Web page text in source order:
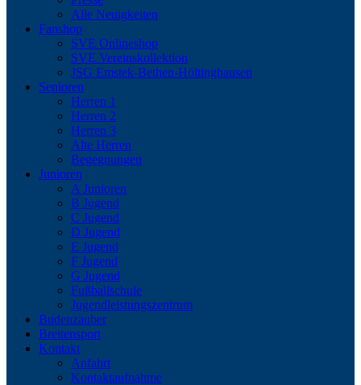
Alle Neuigkeiten
Fanshop
SVE Onlineshop
SVE Vereinskollektion
JSG Emstek-Bethen-Höltinghausen
Senioren
Herren 1
Herren 2
Herren 3
Alte Herren
Begegnungen
Junioren
A Junioren
B Jugend
C Jugend
D Jugend
E Jugend
F Jugend
G Jugend
Fußballschule
Jugendleistungszentrum
Budenzauber
Breitensport
Kontakt
Anfahrt
Kontaktaufnahme